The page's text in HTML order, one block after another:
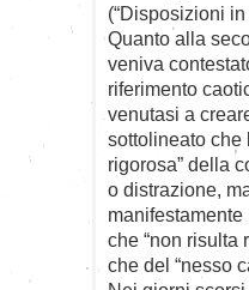
(“Disposizioni
Quanto alla
veniva
riferimento
venutasi a
sottolineato che
rigorosa” della
o distrazione,
che “non risulta
che del “nesso